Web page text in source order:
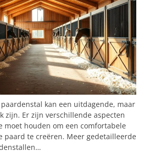
kan een uitdagende, maar
zijn. Er zijn verschillende aspecten
moet houden om een comfortabele
paard te creëren. Meer gedetailleerde